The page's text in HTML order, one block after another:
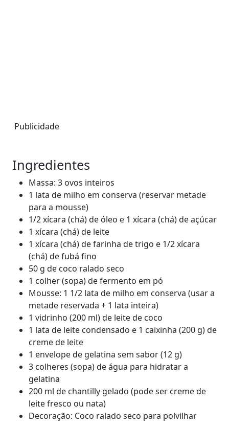
Publicidade
Ingredientes
Massa: 3 ovos inteiros
1 lata de milho em conserva (reservar metade
para a mousse)
1/2 xícara (chá) de óleo e 1 xícara (chá) de açúcar
1 xícara (chá) de leite
1 xícara (chá) de farinha de trigo e 1/2 xícara
(chá) de fubá fino
50 g de coco ralado seco
1 colher (sopa) de fermento em pó
Mousse: 1 1/2 lata de milho em conserva (usar a
metade reservada + 1 lata inteira)
1 vidrinho (200 ml) de leite de coco
1 lata de leite condensado e 1 caixinha (200 g) de
creme de leite
1 envelope de gelatina sem sabor (12 g)
3 colheres (sopa) de água para hidratar a
gelatina
200 ml de chantilly gelado (pode ser creme de
leite fresco ou nata)
Decoração: Coco ralado seco para polvilhar